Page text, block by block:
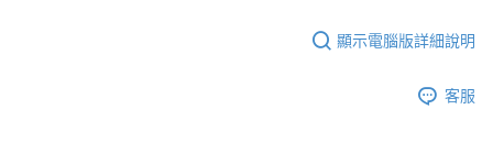
顯示電腦版詳細說明
客服